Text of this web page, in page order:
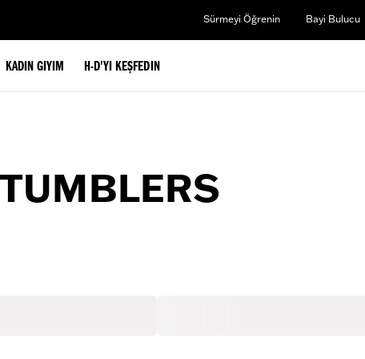
Sürmeyi Öğrenin Bayi Bulucu
KADIN GIYIM H-D'YI KEŞFEDIN